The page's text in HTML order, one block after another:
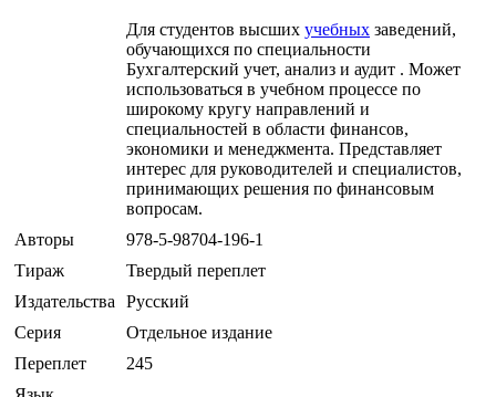
Для студентов высших учебных заведений,
обучающихся по специальности
Бухгалтерский учет, анализ и аудит . Может
использоваться в учебном процессе по
широкому кругу направлений и
специальностей в области финансов,
экономики и менеджмента. Представляет
интерес для руководителей и специалистов,
принимающих решения по финансовым
вопросам.
Авторы
978-5-98704-196-1
Тираж
Твердый переплет
Издательства
Русский
Серия
Отдельное издание
Переплет
245